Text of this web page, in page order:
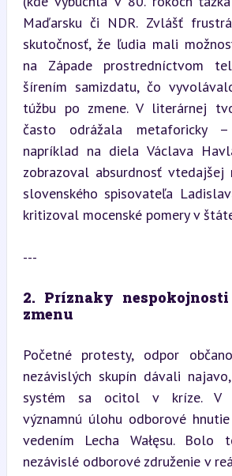
Maďarsku či NDR. Zvlášť
skutočnosť, že ľudia mali
na Západe prostredníctvom
šírením samizdatu, čo
túžbu po zmene. V literárnej
často odrážala metaforicky
napríklad na diela Václava
zobrazoval absurdnosť
slovenského spisovateľa
kritizoval mocenské pomery v
---
2. Príznaky
zmenu
Početné protesty, odpor
nezávislých skupín dávali
systém sa ocitol v kríze. V
významnú úlohu odborové
vedením Lecha Wałęsu. Bolo
nezávislé odborové združenie v